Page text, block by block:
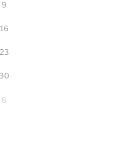
9
16
23
30
6